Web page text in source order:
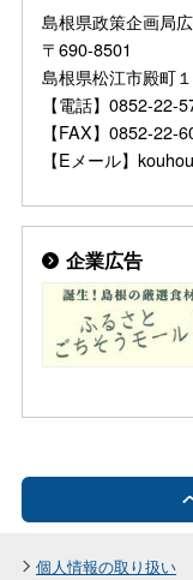
島根県政策企画局
〒690-8501
島根県松江市殿
【電話】0852-22-
【FAX】0852-22-
【Eメール】
企業広告
個人情報の取り扱い